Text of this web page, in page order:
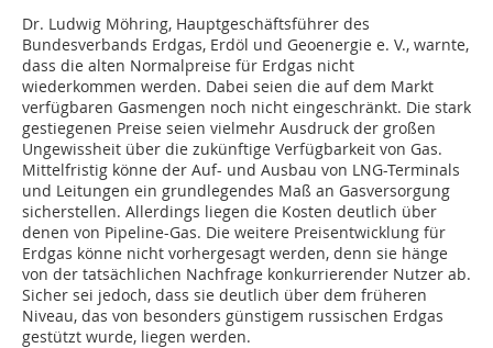
Dr. Ludwig Möhring, Hauptgeschäftsführer des
Bundesverbands Erdgas, Erdöl und Geoenergie e. V., warnte,
dass die alten Normalpreise für Erdgas nicht
wiederkommen werden. Dabei seien die auf dem Markt
verfügbaren Gasmengen noch nicht eingeschränkt. Die stark
gestiegenen Preise seien vielmehr Ausdruck der großen
Ungewissheit über die zukünftige Verfügbarkeit von Gas.
Mittelfristig könne der Auf- und Ausbau von LNG-Terminals
und Leitungen ein grundlegendes Maß an Gasversorgung
sicherstellen. Allerdings liegen die Kosten deutlich über
denen von Pipeline-Gas. Die weitere Preisentwicklung für
Erdgas könne nicht vorhergesagt werden, denn sie hänge
von der tatsächlichen Nachfrage konkurrierender Nutzer ab.
Sicher sei jedoch, dass sie deutlich über dem früheren
Niveau, das von besonders günstigem russischen Erdgas
gestützt wurde, liegen werden.